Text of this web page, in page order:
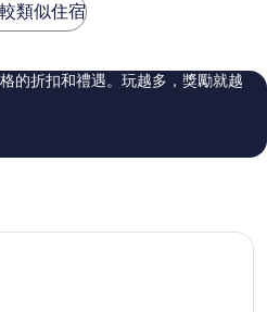
評
論
類似住宿
的折扣和禮遇。玩越多，獎勵就越